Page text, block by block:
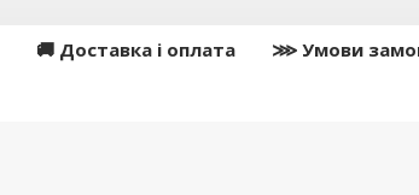
🚚 Доставка і оплата ⋙ Умови